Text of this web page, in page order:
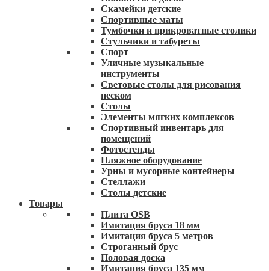
Скамейки детские
Спортивные маты
Тумбочки и прикроватные столики
Стульчики и табуреты
Спорт
Уличные музыкальные
инструменты
Световые столы для рисования
песком
Столы
Элементы мягких комплексов
Спортивный инвентарь для
помещений
Фотостенды
Пляжное оборудование
Урны и мусорные контейнеры
Стеллажи
Столы детские
Товары
Плита OSB
Имитация бруса 18 мм
Имитация бруса 5 метров
Строганный брус
Половая доска
Имитация бруса 135 мм